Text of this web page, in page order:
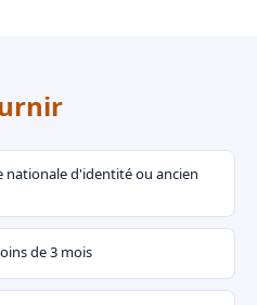
nationale d'identité ou ancien
de 3 mois